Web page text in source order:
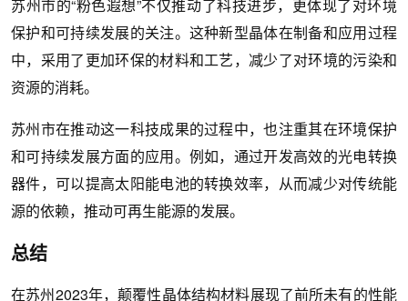
苏州市的“粉色遐想”不仅推动了科技进步，更体现了对环境
保护和可持续发展的关注。这种新型晶体在制备和应用过程
中，采用了更加环保的材料和工艺，减少了对环境的污染和
资源的消耗。
苏州市在推动这一科技成果的过程中，也注重其在环境保护
和可持续发展方面的应用。例如，通过开发高效的光电转换
器件，可以提高太阳能电池的转换效率，从而减少对传统能
源的依赖，推动可再生能源的发展。
总结
在苏州2023年，颠覆性晶体结构材料展现了前所未有的性能